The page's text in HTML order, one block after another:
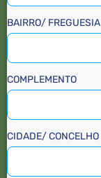
BAIRRO/ FREGUESIA
COMPLEMENTO
CIDADE/ CONCELHO